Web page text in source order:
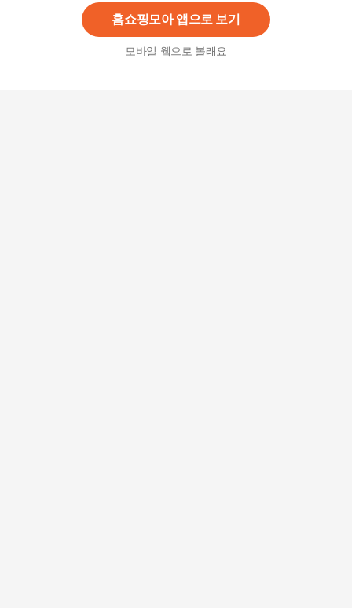
홈쇼핑모아 앱으로 보기
모바일 웹으로 볼래요